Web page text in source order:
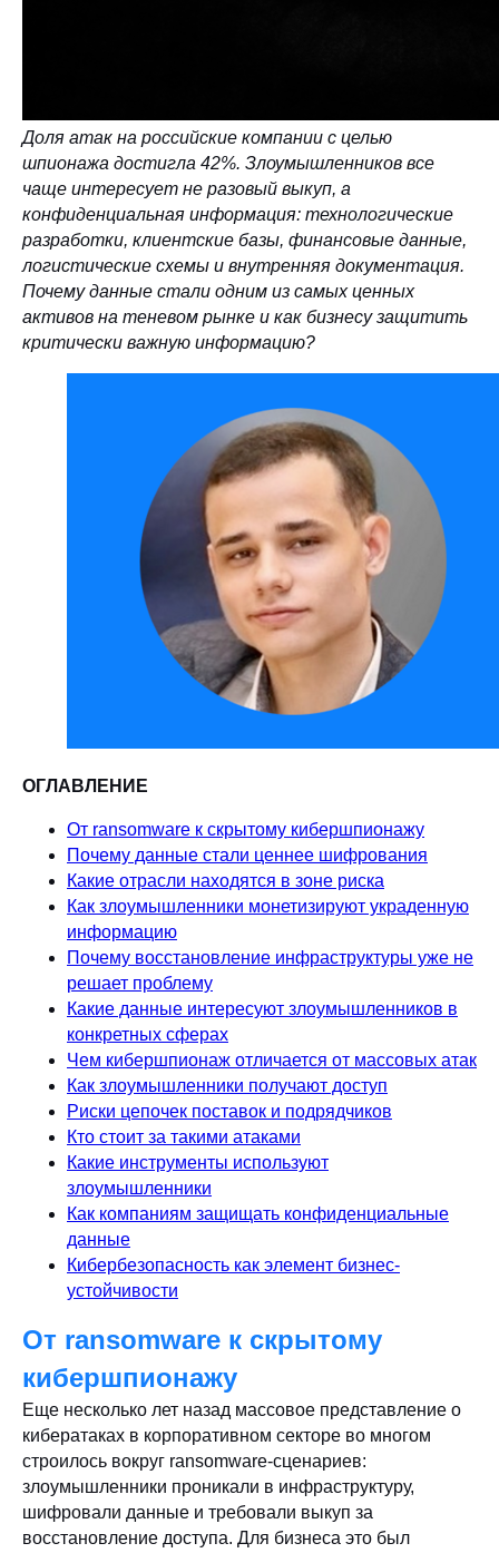
Доля атак на российские компании с целью
шпионажа достигла 42%. Злоумышленников все
чаще интересует не разовый выкуп, а
конфиденциальная информация: технологические
разработки, клиентские базы, финансовые данные,
логистические схемы и внутренняя документация.
Почему данные стали одним из самых ценных
активов на теневом рынке и как бизнесу защитить
критически важную информацию?
ОГЛАВЛЕНИЕ
От ransomware к скрытому кибершпионажу
Почему данные стали ценнее шифрования
Какие отрасли находятся в зоне риска
Как злоумышленники монетизируют украденную
информацию
Почему восстановление инфраструктуры уже не
решает проблему
Какие данные интересуют злоумышленников в
конкретных сферах
Чем кибершпионаж отличается от массовых атак
Как злоумышленники получают доступ
Риски цепочек поставок и подрядчиков
Кто стоит за такими атаками
Какие инструменты используют
злоумышленники
Как компаниям защищать конфиденциальные
данные
Кибербезопасность как элемент бизнес-
устойчивости
От ransomware к скрытому
кибершпионажу
Еще несколько лет назад массовое представление о
кибератаках в корпоративном секторе во многом
строилось вокруг ransomware-сценариев:
злоумышленники проникали в инфраструктуру,
шифровали данные и требовали выкуп за
восстановление доступа. Для бизнеса это был